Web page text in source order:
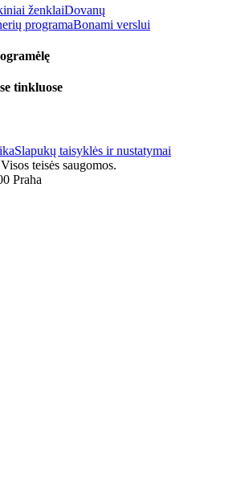
ženklaiDovanų
programaBonami verslui
tinkluose
Slapukų taisyklės ir nustatymai
teisės saugomos.
Praha